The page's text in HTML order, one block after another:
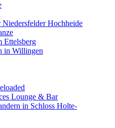
Niedersfelder Hochheide
Ettelsberg
in Willingen
Lounge & Bar
in Schloss Holte-